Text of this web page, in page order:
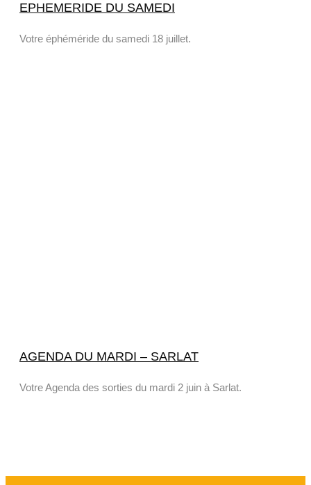
EPHEMERIDE DU SAMEDI
Votre éphéméride du samedi 18 juillet.
AGENDA DU MARDI – SARLAT
Votre Agenda des sorties du mardi 2 juin à Sarlat.